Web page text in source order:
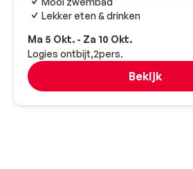
Lekker eten & drinken
Ma 5 Okt. - Za 10 Okt.
Logies ontbijt 2pers.
Bekijk